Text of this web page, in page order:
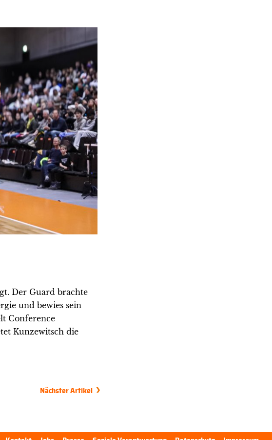
Der Guard brachte
und bewies sein
Conference
Kunzewitsch die
Nächster Artikel